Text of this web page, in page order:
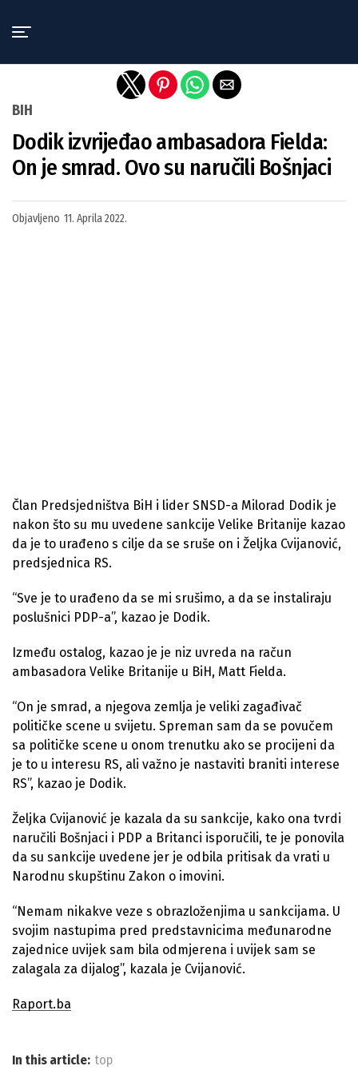
BIH
Dodik izvrijeđao ambasadora Fielda:
On je smrad. Ovo su naručili Bošnjaci
Objavljeno 11. Aprila 2022.
Član Predsjedništva BiH i lider SNSD-a Milorad Dodik je
nakon što su mu uvedene sankcije Velike Britanije kazao
da je to urađeno s cilje da se sruše on i Željka Cvijanović,
predsjednica RS.
“Sve je to urađeno da se mi srušimo, a da se instaliraju
poslušnici PDP-a”, kazao je Dodik.
Između ostalog, kazao je je niz uvreda na račun
ambasadora Velike Britanije u BiH, Matt Fielda.
“On je smrad, a njegova zemlja je veliki zagađivač
političke scene u svijetu. Spreman sam da se povučem
sa političke scene u onom trenutku ako se procijeni da
je to u interesu RS, ali važno je nastaviti braniti interese
RS”, kazao je Dodik.
Željka Cvijanović je kazala da su sankcije, kako ona tvrdi
naručili Bošnjaci i PDP a Britanci isporučili, te je ponovila
da su sankcije uvedene jer je odbila pritisak da vrati u
Narodnu skupštinu Zakon o imovini.
“Nemam nikakve veze s obrazloženjima u sankcijama. U
svojim nastupima pred predstavnicima međunarodne
zajednice uvijek sam bila odmjerena i uvijek sam se
zalagala za dijalog”, kazala je Cvijanović.
Raport.ba
In this article: top